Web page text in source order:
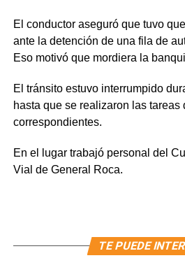
El conductor aseguró que tuvo
ante la detención de una fila de
Eso motivó que mordiera la
El tránsito estuvo interrumpido
hasta que se realizaron las tareas
correspondientes.
En el lugar trabajó personal del
Vial de General Roca.
TE PUEDE